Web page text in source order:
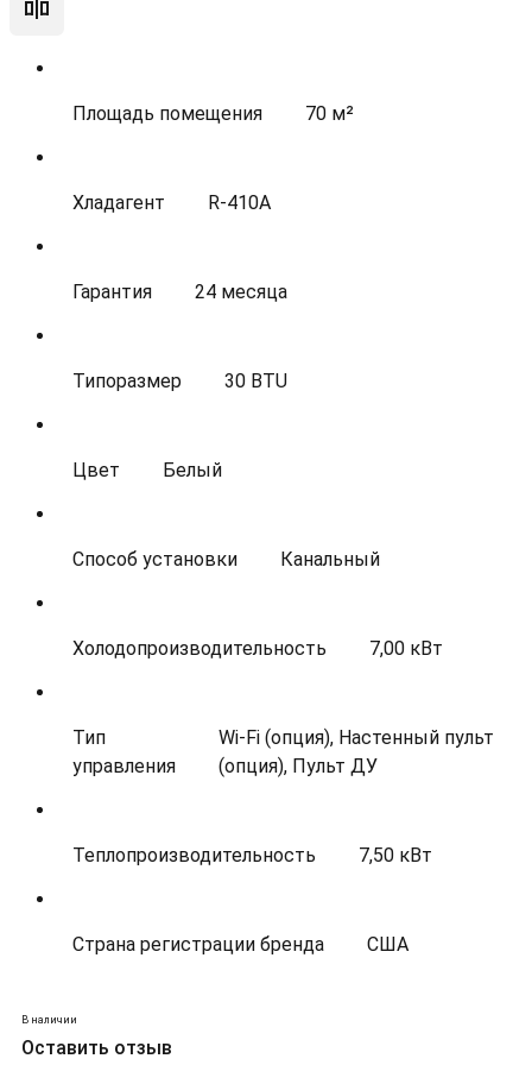
Площадь помещения 70 м²
Хладагент R-410A
Гарантия 24 месяца
Типоразмер 30 BTU
Цвет Белый
Способ установки Канальный
Холодопроизводительность 7,00 кВт
Тип
управления
Wi-Fi (опция), Настенный пульт
(опция), Пульт ДУ
Теплопроизводительность 7,50 кВт
Страна регистрации бренда США
В наличии
Оставить отзыв